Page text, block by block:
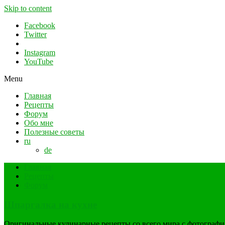
Skip to content
Facebook
Twitter
Instagram
YouTube
Menu
Главная
Рецепты
Форум
Обо мне
Полезные советы
ru
de